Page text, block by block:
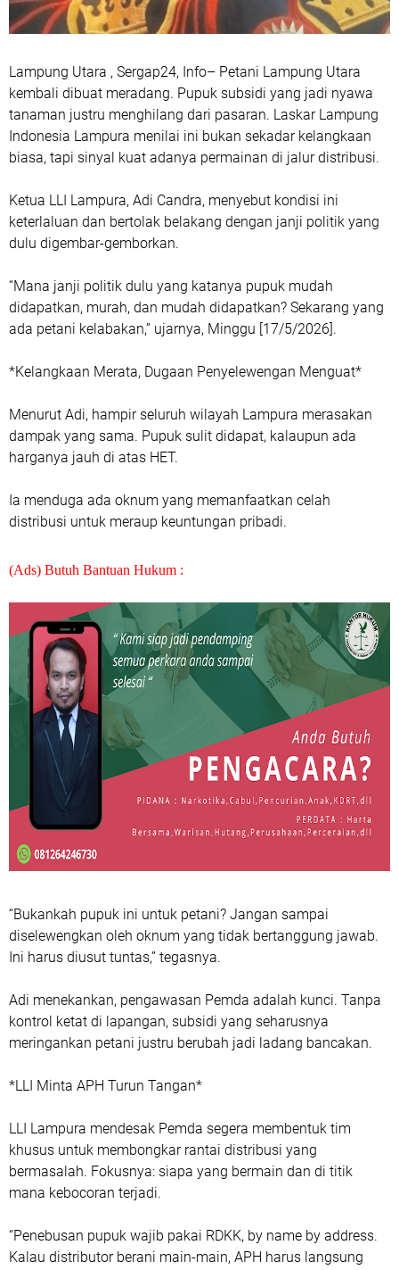
Lampung Utara , Sergap24, Info– Petani Lampung Utara
kembali dibuat meradang. Pupuk subsidi yang jadi nyawa
tanaman justru menghilang dari pasaran. Laskar Lampung
Indonesia Lampura menilai ini bukan sekadar kelangkaan
biasa, tapi sinyal kuat adanya permainan di jalur distribusi.
Ketua LLI Lampura, Adi Candra, menyebut kondisi ini
keterlaluan dan bertolak belakang dengan janji politik yang
dulu digembar-gemborkan.
“Mana janji politik dulu yang katanya pupuk mudah
didapatkan, murah, dan mudah didapatkan? Sekarang yang
ada petani kelabakan,” ujarnya, Minggu [17/5/2026].
*Kelangkaan Merata, Dugaan Penyelewengan Menguat*
Menurut Adi, hampir seluruh wilayah Lampura merasakan
dampak yang sama. Pupuk sulit didapat, kalaupun ada
harganya jauh di atas HET.
Ia menduga ada oknum yang memanfaatkan celah
distribusi untuk meraup keuntungan pribadi.
(Ads) Butuh Bantuan Hukum :
“Bukankah pupuk ini untuk petani? Jangan sampai
diselewengkan oleh oknum yang tidak bertanggung jawab.
Ini harus diusut tuntas,” tegasnya.
Adi menekankan, pengawasan Pemda adalah kunci. Tanpa
kontrol ketat di lapangan, subsidi yang seharusnya
meringankan petani justru berubah jadi ladang bancakan.
*LLI Minta APH Turun Tangan*
LLI Lampura mendesak Pemda segera membentuk tim
khusus untuk membongkar rantai distribusi yang
bermasalah. Fokusnya: siapa yang bermain dan di titik
mana kebocoran terjadi.
“Penebusan pupuk wajib pakai RDKK, by name by address.
Kalau distributor berani main-main, APH harus langsung